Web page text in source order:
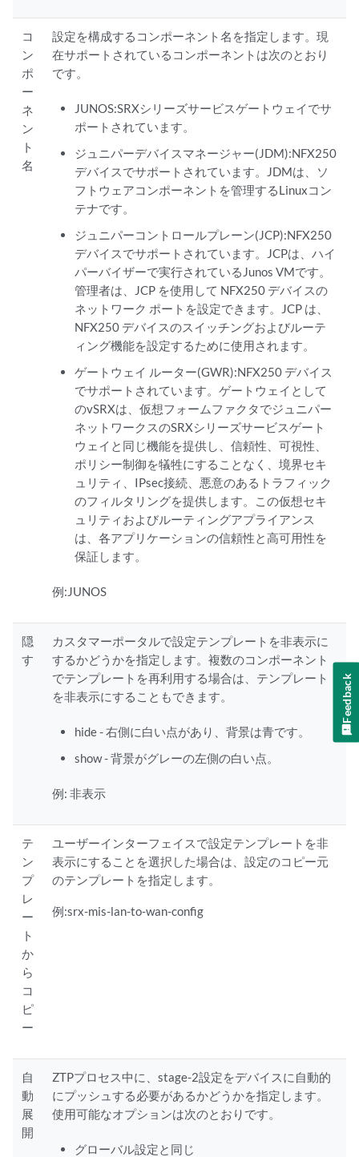
コ
ン
ポ
ー
ネ
ン
ト
名
設定を構成するコンポーネント名を指定します。現
在サポートされているコンポーネントは次のとおり
です。
JUNOS:SRXシリーズサービスゲートウェイでサ
ポートされています。
ジュニパーデバイスマネージャー(JDM):NFX250
デバイスでサポートされています。JDMは、ソ
フトウェアコンポーネントを管理するLinuxコン
テナです。
ジュニパーコントロールプレーン(JCP):NFX250
デバイスでサポートされています。JCPは、ハイ
パーバイザーで実行されているJunos VMです。
管理者は、JCP を使用して NFX250 デバイスの
ネットワーク ポートを設定できます。JCP は、
NFX250 デバイスのスイッチングおよびルーテ
ィング機能を設定するために使用されます。
ゲートウェイ ルーター(GWR):NFX250 デバイス
でサポートされています。ゲートウェイとして
のvSRXは、仮想フォームファクタでジュニパー
ネットワークスのSRXシリーズサービスゲート
ウェイと同じ機能を提供し、信頼性、可視性、
ポリシー制御を犠牲にすることなく、境界セキ
ュリティ、IPsec接続、悪意のあるトラフィック
のフィルタリングを提供します。この仮想セキ
ュリティおよびルーティングアプライアンス
は、各アプリケーションの信頼性と高可用性を
保証します。
例:JUNOS
隠
す
カスタマーポータルで設定テンプレートを非表示に
するかどうかを指定します。複数のコンポーネント
でテンプレートを再利用する場合は、テンプレート
を非表示にすることもできます。
hide - 右側に白い点があり、背景は青です。
show - 背景がグレーの左側の白い点。
例: 非表示
テ
ン
プ
レ
ー
ト
か
ら
コ
ピ
ー
ユーザーインターフェイスで設定テンプレートを非
表示にすることを選択した場合は、設定のコピー元
のテンプレートを指定します。
例:srx-mis-lan-to-wan-config
自
動
展
開
ZTPプロセス中に、stage-2設定をデバイスに自動的
にプッシュする必要があるかどうかを指定します。
使用可能なオプションは次のとおりです。
グローバル設定と同じ
Feedback